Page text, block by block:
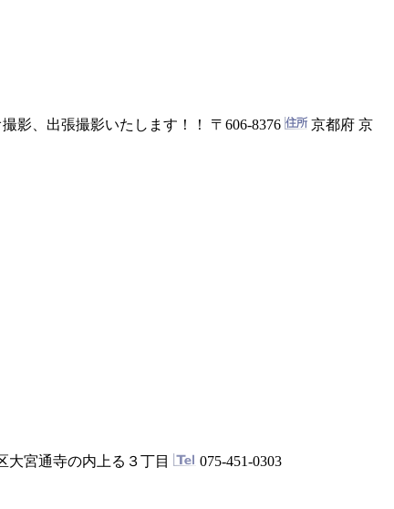
影、出張撮影いたします！！ 〒606-8376
京都府 京
大宮通寺の内上る３丁目 075-451-0303